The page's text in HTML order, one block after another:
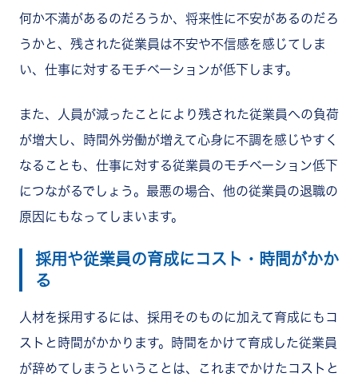
何か不満があるのだろうか、将来性に不安があるのだろ
うかと、残された従業員は不安や不信感を感じてしま
い、仕事に対するモチベーションが低下します。
また、人員が減ったことにより残された従業員への負荷
が増大し、時間外労働が増えて心身に不調を感じやすく
なることも、仕事に対する従業員のモチベーション低下
につながるでしょう。最悪の場合、他の従業員の退職の
原因にもなってしまいます。
採用や従業員の育成にコスト・時間がかか
る
人材を採用するには、採用そのものに加えて育成にもコ
ストと時間がかかります。時間をかけて育成した従業員
が辞めてしまうということは、これまでかけたコストと